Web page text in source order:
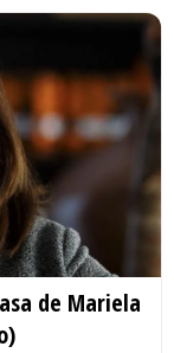
de Mariela